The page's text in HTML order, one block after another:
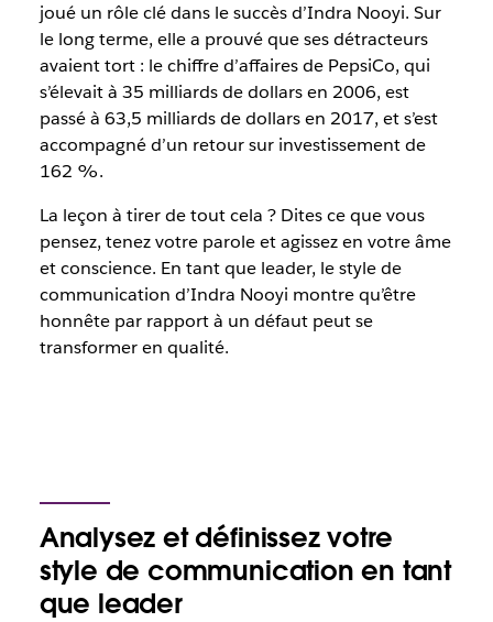
joué un rôle clé dans le succès d’Indra Nooyi. Sur
le long terme, elle a prouvé que ses détracteurs
avaient tort : le chiffre d’affaires de PepsiCo, qui
s’élevait à 35 milliards de dollars en 2006, est
passé à 63,5 milliards de dollars en 2017, et s’est
accompagné d’un retour sur investissement de
162 %.
La leçon à tirer de tout cela ? Dites ce que vous
pensez, tenez votre parole et agissez en votre âme
et conscience. En tant que leader, le style de
communication d’Indra Nooyi montre qu’être
honnête par rapport à un défaut peut se
transformer en qualité.
Analysez et définissez votre
style de communication en tant
que leader